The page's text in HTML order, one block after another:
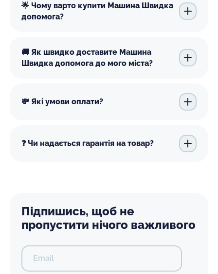
🌟 Чому варто купити Машина Швидка
допомога?
🚚 Як швидко доставите Машина
Швидка допомога до мого міста?
💸 Які умови оплати?
❓ Чи надається гарантія на товар?
Підпишись, щоб не
пропустити нічого важливого
Email